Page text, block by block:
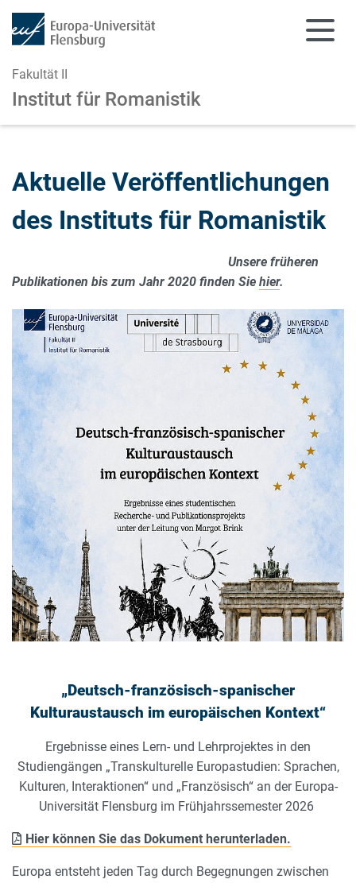
Fakultät II
Institut für Romanistik
Aktuelle Veröffentlichungen
des Instituts für Romanistik
Unsere früheren
Publikationen bis zum Jahr 2020 finden Sie hier.
„Deutsch-französisch-spanischer
Kulturaustausch im europäischen Kontext“
Ergebnisse eines Lern- und Lehrprojektes in den
Studiengängen „Transkulturelle Europastudien: Sprachen,
Kulturen, Interaktionen“ und „Französisch“ an der Europa-
Universität Flensburg im Frühjahrssemester 2026
Hier können Sie das Dokument herunterladen.
Europa entsteht jeden Tag durch Begegnungen zwischen